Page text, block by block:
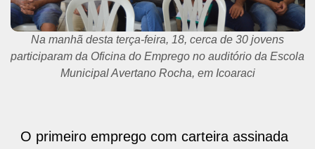
Daniel Damascena participou do treinamenro e espera ser
um dos selecionados pela rede Madero
é o sonho de muitos. Na manhã desta